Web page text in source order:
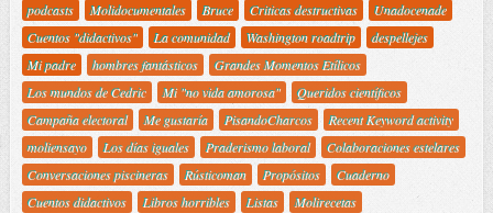
podcasts
Molidocumentales Bruce Criticas destructivas
Unadocenade
Cuentos "didactivos"
La comunidad Washington roadtrip
despellejes
Mi padre
hombres fantásticos
Grandes Momentos Etílicos
Los mundos de Cedric
Mi "no vida amorosa"
Queridos científicos
Campaña electoral
Me gustaría PisandoCharcos
Recent Keyword activity
moliensayo
Los días iguales Praderismo laboral
Colaboraciones estelares
Conversaciones piscineras
Rústicoman Propósitos
Cuaderno
Cuentos didactivos
Libros horribles Listas
Molirecetas